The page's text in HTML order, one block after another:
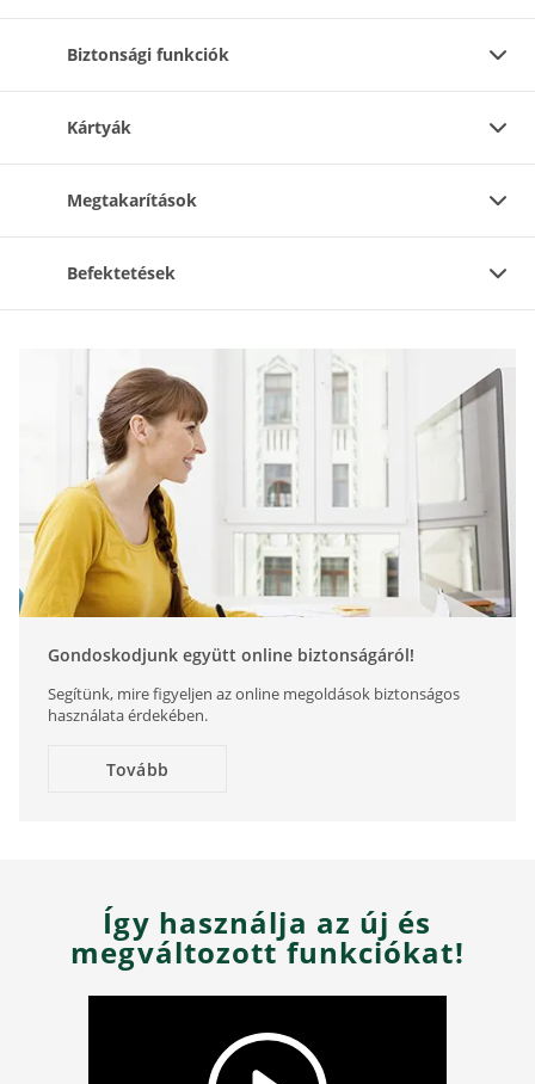
Biztonsági funkciók
Kártyák
Megtakarítások
Befektetések
Gondoskodjunk együtt online biztonságáról!
Segítünk, mire figyeljen az online megoldások biztonságos
használata érdekében.
Tovább
Így használja az új és
megváltozott funkciókat!